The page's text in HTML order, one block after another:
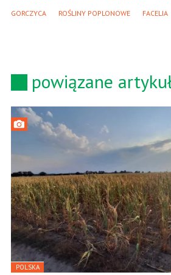
GORCZYCA ROŚLINY POPLONOWE FACELIA
powiązane
POLSKA